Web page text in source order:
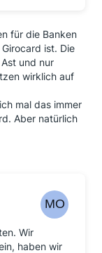
für die Banken
ist. Die
und nur
wirklich auf
mal das immer
Aber natürlich
Wir
haben wir